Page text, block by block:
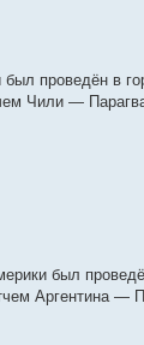
проведён в
Чили —
был
Аргентина —